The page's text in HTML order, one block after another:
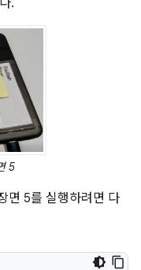
5
면 5를 실행하려면 다